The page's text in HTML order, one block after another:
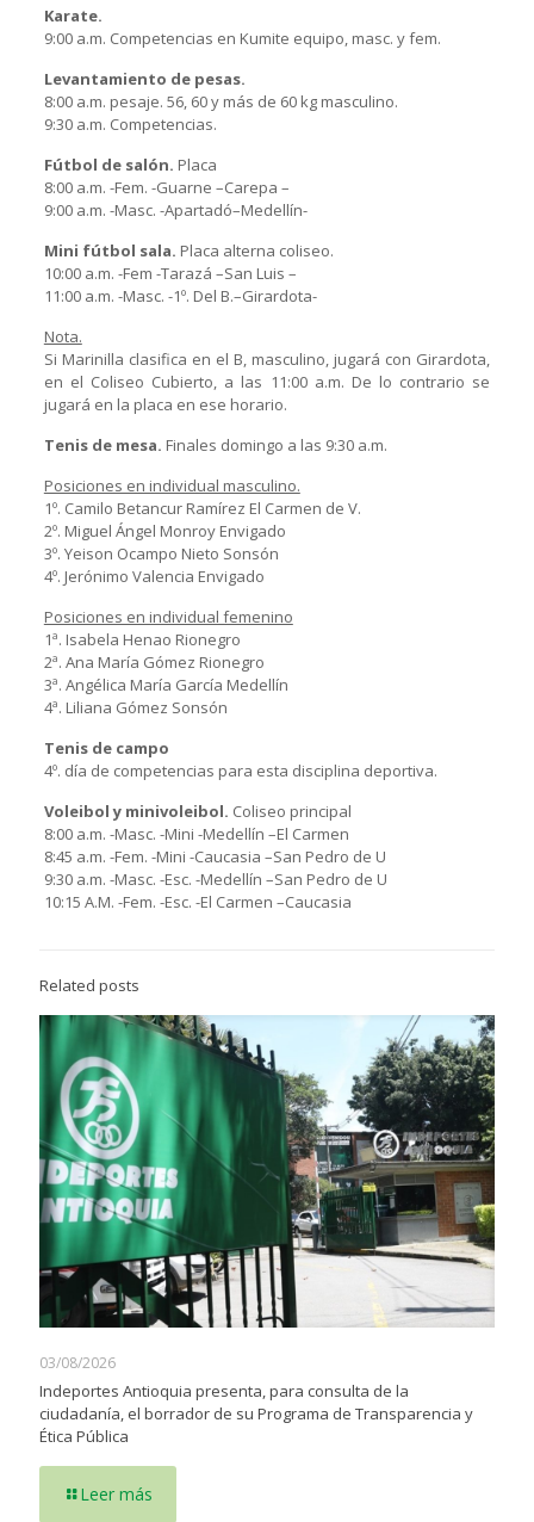
Karate.
9:00 a.m. Competencias en Kumite equipo, masc. y fem.
Levantamiento de pesas.
8:00 a.m. pesaje. 56, 60 y más de 60 kg masculino.
9:30 a.m. Competencias.
Fútbol de salón. Placa
8:00 a.m. -Fem. -Guarne –Carepa –
9:00 a.m. -Masc. -Apartadó–Medellín-
Mini fútbol sala. Placa alterna coliseo.
10:00 a.m. -Fem -Tarazá –San Luis –
11:00 a.m. -Masc. -1º. Del B.–Girardota-
Nota.
Si Marinilla clasifica en el B, masculino, jugará con Girardota,
en el Coliseo Cubierto, a las 11:00 a.m. De lo contrario se
jugará en la placa en ese horario.
Tenis de mesa. Finales domingo a las 9:30 a.m.
Posiciones en individual masculino.
1º. Camilo Betancur Ramírez El Carmen de V.
2º. Miguel Ángel Monroy Envigado
3º. Yeison Ocampo Nieto Sonsón
4º. Jerónimo Valencia Envigado
Posiciones en individual femenino
1ª. Isabela Henao Rionegro
2ª. Ana María Gómez Rionegro
3ª. Angélica María García Medellín
4ª. Liliana Gómez Sonsón
Tenis de campo
4º. día de competencias para esta disciplina deportiva.
Voleibol y minivoleibol. Coliseo principal
8:00 a.m. -Masc. -Mini -Medellín –El Carmen
8:45 a.m. -Fem. -Mini -Caucasia –San Pedro de U
9:30 a.m. -Masc. -Esc. -Medellín –San Pedro de U
10:15 A.M. -Fem. -Esc. -El Carmen –Caucasia
Related posts
03/08/2026
Indeportes Antioquia presenta, para consulta de la
ciudadanía, el borrador de su Programa de Transparencia y
Ética Pública
Leer más